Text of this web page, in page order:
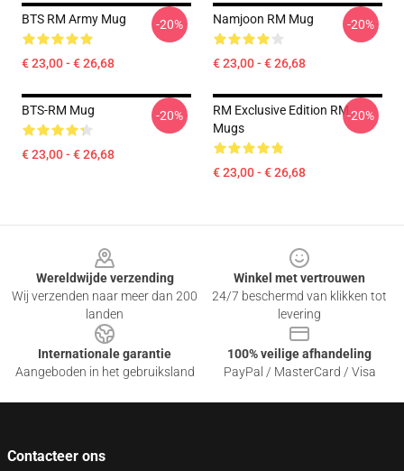
BTS RM Army Mug
€ 23,00 - € 26,68
-20% Namjoon RM Mug
€ 23,00 - € 26,68
-20%
BTS-RM Mug
€ 23,00 - € 26,68
-20%
RM Exclusive Edition RM
Mugs
€ 23,00 - € 26,68
-20%
Wereldwijde verzending
Wij verzenden naar meer dan 200
landen
Winkel met vertrouwen
24/7 beschermd van klikken tot
levering
Internationale garantie
Aangeboden in het gebruiksland
100% veilige afhandeling
PayPal / MasterCard / Visa
Contacteer ons